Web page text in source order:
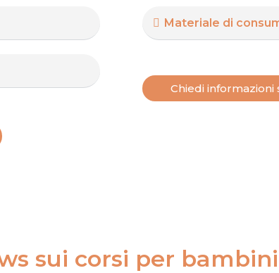
Materiale di
Chiedi informazioni
sui corsi per bambini